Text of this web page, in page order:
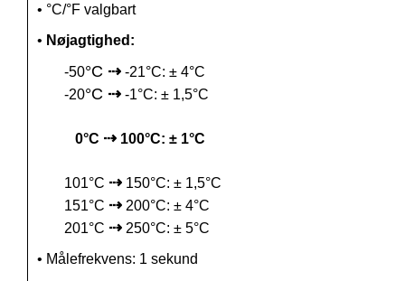
• °C/°F valgbart
• Nøjagtighed :
-50°C ⇢ -21°C: ± 4°C
-20°C ⇢ -1°C: ± 1,5°C
0°C ⇢ 100°C: ± 1°C
101°C ⇢ 150°C: ± 1,5°C
151°C ⇢ 200°C: ± 4°C
201°C ⇢ 250°C: ± 5°C
• Målefrekvens: 1 sekund